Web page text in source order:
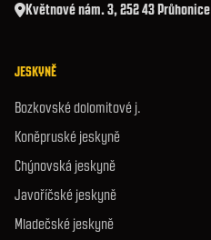
Květnové nám. 3, 252 43 Průhonice
JESKYNĚ
Bozkovské dolomitové j.
Koněpruské jeskyně
Chýnovská jeskyně
Javoříčské jeskyně
Mladečské jeskyně